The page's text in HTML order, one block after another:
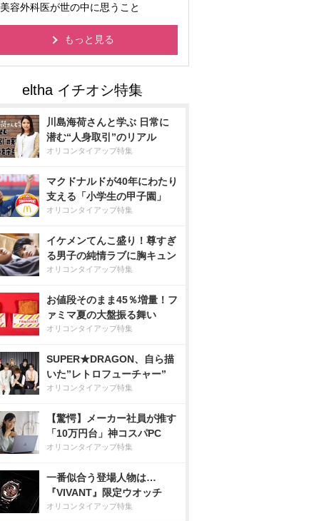
美容外科医が世の中に思うこと
もっと見る
川島海荷さんと学ぶ 日常に
潜む“人身取引”のリアル
オリコンタイアップ特集
マクドナルドが40年にわたり
支える「小学生の甲子園」
オリコンタイアップ特集
イケメンてんこ盛り！尊すぎ
る男子の純情ラブに胸キュン
オリコンタイアップ特集
お値段そのまま45％増量！フ
ァミマ夏の大盤振る舞い
オリコンタイアップ特集
SUPER★DRAGON、自ら描
いた”レトロフューチャー”
オリコンタイアップ特集
【驚愕】メーカー社員が推す
「10万円台」神コスパPC
オリコンタイアップ特集
一番似合う登場人物は…
『VIVANT』限定ウオッチ
オリコンタイアップ特集